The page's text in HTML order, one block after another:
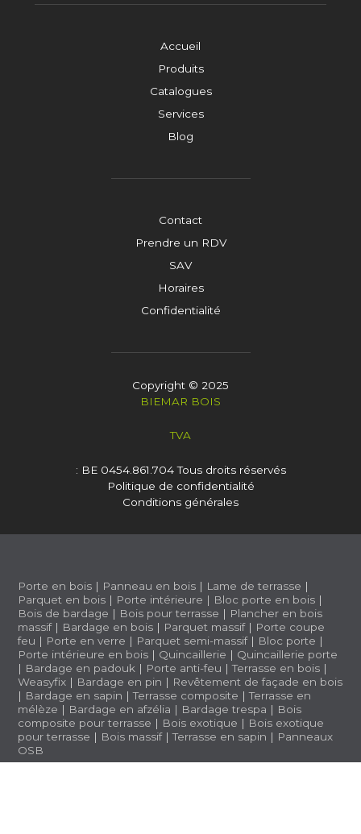
Accueil
Produits
Catalogues
Services
Blog
Contact
Prendre un RDV
SAV
Horaires
Confidentialité
Copyright © 2025
BIEMAR BOIS
TVA
: BE 0454.861.704Tous droits réservés
Politique de confidentialité
Conditions générales
Porte en bois | Panneau en bois | Lame de terrasse |
Parquet en bois | Porte intérieure | Bloc porte en bois |
Bois de bardage | Bois pour terrasse | Plancher en bois
massif| Bardage en bois | Parquet massif| Porte coupe
feu | Porte en verre | Parquet semi-massif| Bloc porte |
Porte intérieure en bois | Quincaillerie | Quincaillerie porte
| Bardage en padouk | Porte anti-feu |Terrasse en bois |
Weasyfix | Bardage en pin | Revêtement de façade en bois
| Bardage en sapin |Terrasse composite |Terrasse en
mélèze | Bardage en afzélia | Bardage trespa | Bois
composite pour terrasse | Bois exotique | Bois exotique
pour terrasse | Bois massif|Terrasse en sapin | Panneaux
OSB